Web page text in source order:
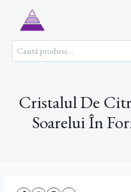
content
Caută
după:
Cristalul De
Soarelui În